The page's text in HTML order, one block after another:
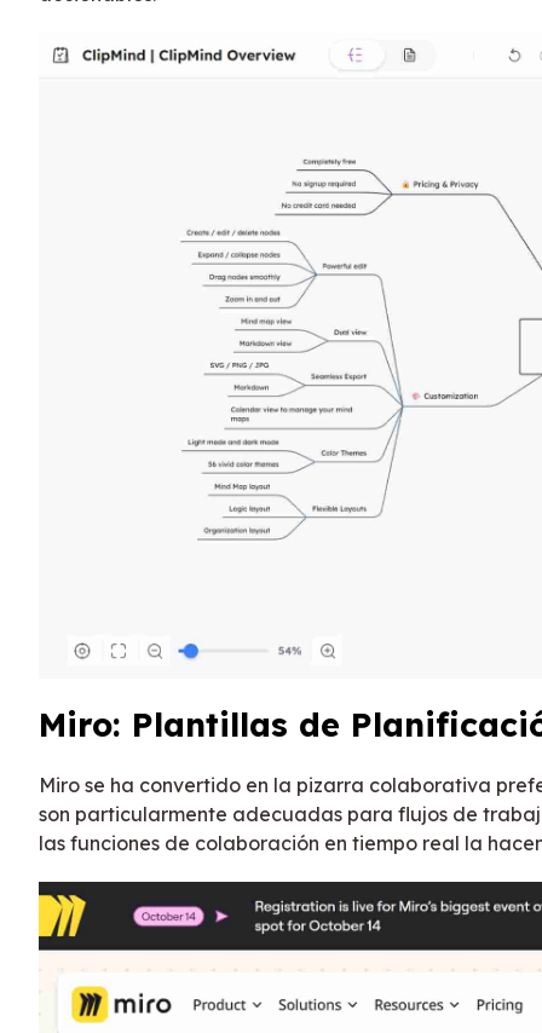
Miro: Plantillas de
Miro se ha convertido en la pizarra colaborativa
son particularmente adecuadas para flujos de
las funciones de colaboración en tiempo real la